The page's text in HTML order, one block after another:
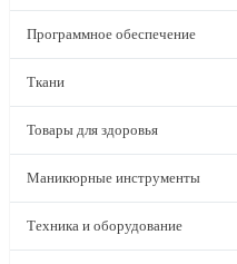
Программное обеспечение
Ткани
Товары для здоровья
Маникюрные инструменты
Техника и оборудование